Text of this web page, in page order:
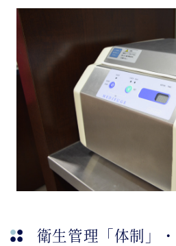
衛生管理「体制」